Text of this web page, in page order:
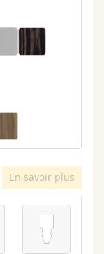
En savoir plus